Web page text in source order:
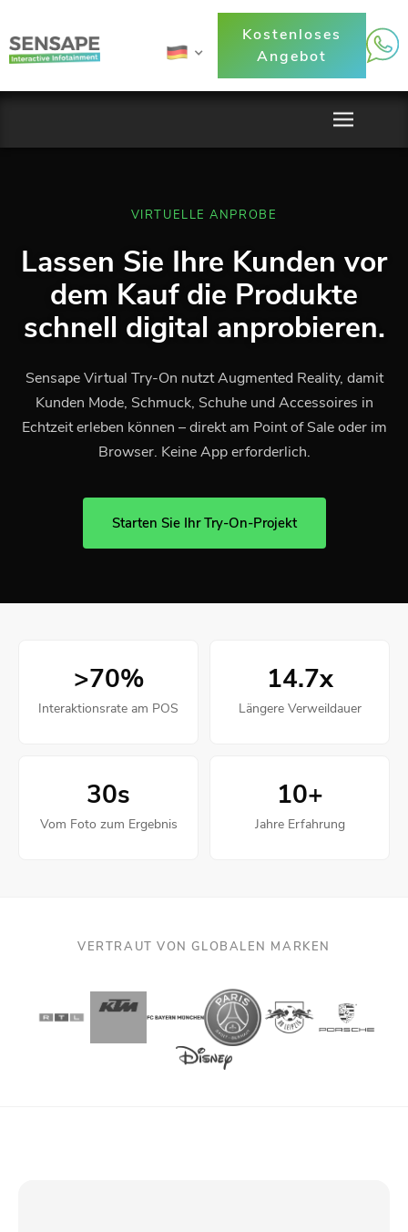
Kostenloses
Angebot
VIRTUELLE ANPROBE
Lassen Sie Ihre Kunden vor
dem Kauf die Produkte
schnell digital anprobieren.
Sensape Virtual Try-On nutzt Augmented Reality, damit
Kunden Mode, Schmuck, Schuhe und Accessoires in
Echtzeit erleben können – direkt am Point of Sale oder im
Browser. Keine App erforderlich.
Starten Sie Ihr Try-On-Projekt
>70%
Interaktionsrate am POS
14.7x
Längere Verweildauer
30s
Vom Foto zum Ergebnis
10+
Jahre Erfahrung
VERTRAUT VON GLOBALEN MARKEN